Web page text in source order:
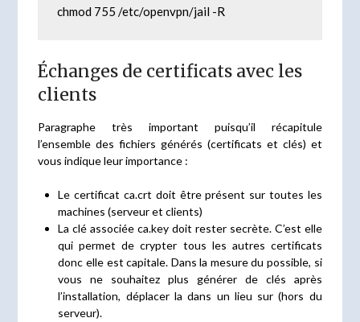
chmod 755 /etc/openvpn/jail -R
Échanges de certificats avec les
clients
Paragraphe très important puisqu’il récapitule
l’ensemble des fichiers générés (certificats et clés) et
vous indique leur importance :
Le certificat ca.crt doit être présent sur toutes les
machines (serveur et clients)
La clé associée ca.key doit rester secrète. C’est elle
qui permet de crypter tous les autres certificats
donc elle est capitale. Dans la mesure du possible, si
vous ne souhaitez plus générer de clés après
l’installation, déplacer la dans un lieu sur (hors du
serveur).